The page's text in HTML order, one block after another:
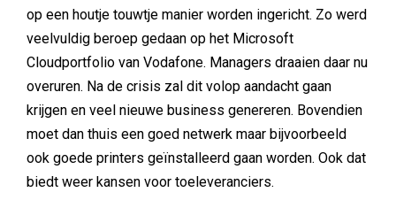
op een houtje touwtje manier worden ingericht. Zo werd
veelvuldig beroep gedaan op het Microsoft
Cloudportfolio van Vodafone. Managers draaien daar nu
overuren. Na de crisis zal dit volop aandacht gaan
krijgen en veel nieuwe business genereren. Bovendien
moet dan thuis een goed netwerk maar bijvoorbeeld
ook goede printers geïnstalleerd gaan worden. Ook dat
biedt weer kansen voor toeleveranciers.